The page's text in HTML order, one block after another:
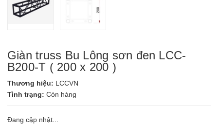
Giàn truss Bu Lông sơn đen LCC-
B200-T ( 200 x 200 )
Thương hiệu: LCCVN
Tình trạng: Còn hàng
Đang cập nhật...